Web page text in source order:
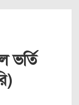
ভর্তি